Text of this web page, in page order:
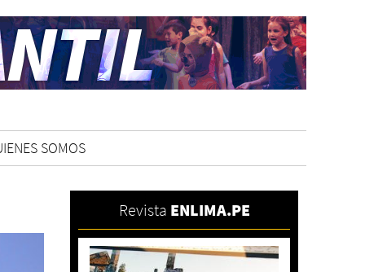
SOMOS
Revista ENLIMA.PE